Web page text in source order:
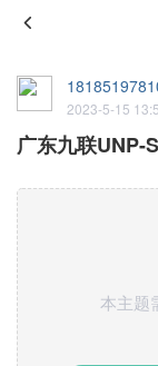
2023-5-15
广东九联UNP-
本主题